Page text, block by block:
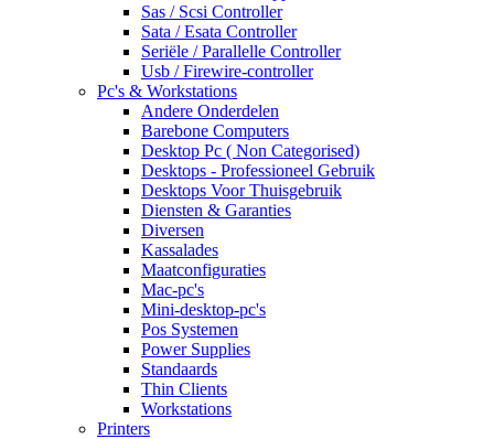
Sas / Scsi Controller
Sata / Esata Controller
Seriële / Parallelle Controller
Usb / Firewire-controller
Pc's & Workstations
Andere Onderdelen
Barebone Computers
Desktop Pc ( Non Categorised)
Desktops - Professioneel Gebruik
Desktops Voor Thuisgebruik
Diensten & Garanties
Diversen
Kassalades
Maatconfiguraties
Mac-pc's
Mini-desktop-pc's
Pos Systemen
Power Supplies
Standaards
Thin Clients
Workstations
Printers